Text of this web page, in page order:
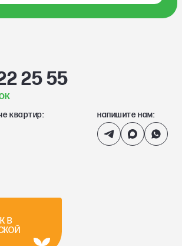
25 55
квартир: напишите нам:
В